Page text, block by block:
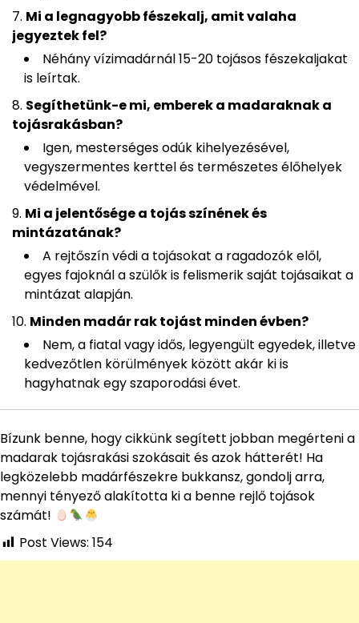
Mi a legnagyobb fészekalj, amit valaha
jegyeztek fel?
Néhány vízimadárnál 15-20 tojásos fészekaljakat
is leírtak.
Segíthetünk-e mi, emberek a madaraknak a
tojásrakásban?
Igen, mesterséges odúk kihelyezésével,
vegyszermentes kerttel és természetes élőhelyek
védelmével.
Mi a jelentősége a tojás színének és
mintázatának?
A rejtőszín védi a tojásokat a ragadozók elől,
egyes fajoknál a szülők is felismerik saját tojásaikat a
mintázat alapján.
Minden madár rak tojást minden évben?
Nem, a fiatal vagy idős, legyengült egyedek, illetve
kedvezőtlen körülmények között akár ki is
hagyhatnak egy szaporodási évet.
Bízunk benne, hogy cikkünk segített jobban megérteni a
madarak tojásrakási szokásait és azok hátterét! Ha
legközelebb madárfészekre bukkansz, gondolj arra,
mennyi tényező alakította ki a benne rejlő tojások
számát!
Post Views: 154